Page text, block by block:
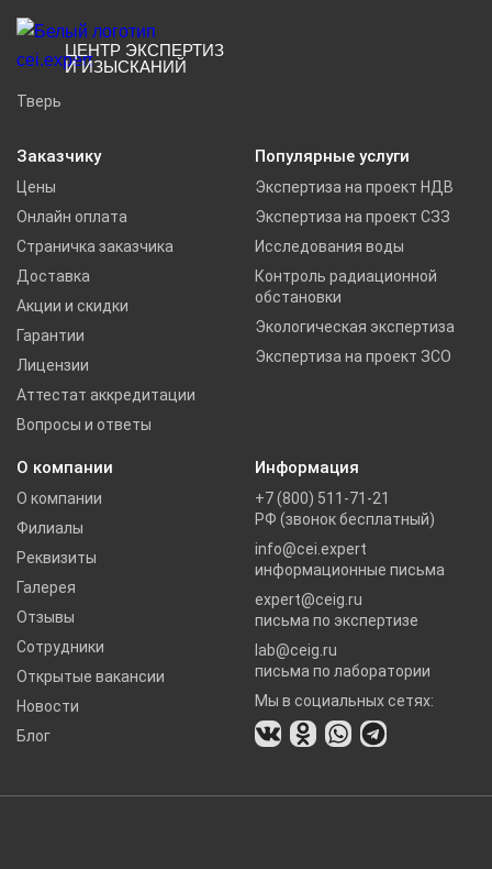
ЦЕНТР ЭКСПЕРТИЗ
И ИЗЫСКАНИЙ
Тверь
Заказчику
Цены
Онлайн оплата
Страничка заказчика
Доставка
Акции и скидки
Гарантии
Лицензии
Аттестат аккредитации
Вопросы и ответы
Популярные услуги
Экспертиза на проект НДВ
Экспертиза на проект СЗЗ
Исследования воды
Контроль радиационной
обстановки
Экологическая экспертиза
Экспертиза на проект ЗСО
О компании
О компании
Филиалы
Реквизиты
Галерея
Отзывы
Сотрудники
Открытые вакансии
Новости
Блог
Информация
+7 (800) 511-71-21
РФ (звонок бесплатный)
info@cei.expert
информационные письма
expert@ceig.ru
письма по экспертизе
lab@ceig.ru
письма по лаборатории
Мы в социальных сетях: